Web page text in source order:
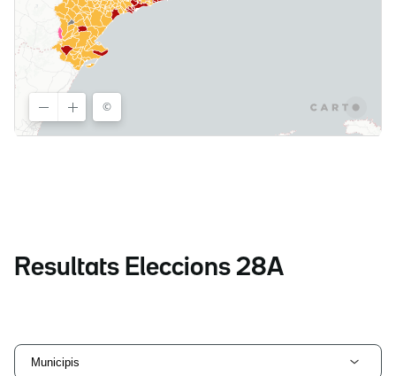
Resultats Eleccions 28A
Municipis